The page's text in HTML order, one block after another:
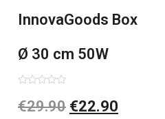
InnovaGoods Box
Ø 30 cm 50W
Baltai pilkas
0
iš
€29.90 €22.90